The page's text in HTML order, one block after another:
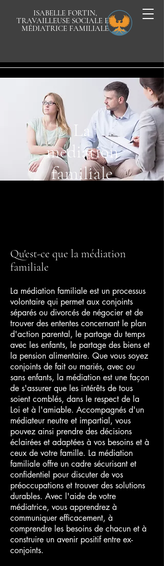
ISABELLE FORTIN,
TRAVAILLEUSE SOCIALE ET
MÉDIATRICE FAMILIALE
La
médiation
familiale
Qu'est-ce que la médiation
familiale
La médiation familiale est un processus
volontaire qui permet aux conjoints
séparés ou divorcés de négocier et de
trouver des ententes concernant le plan
d'action parental, le partage du temps
avec les enfants, le partage des biens et
la pension alimentaire. Que vous soyez
conjoints de fait ou mariés, avec ou
sans enfants, la médiation est une façon
de s'assurer que les intérêts de tous
soient comblés, dans le respect de la
Loi et à l'amiable. Accompagnés d'un
médiateur neutre et impartial, vous
pouvez ainsi prendre des décisions
éclairées et adaptées à vos besoins et à
ceux de votre famille. La médiation
familiale offre un cadre sécurisant et
confidentiel pour discuter de vos
préoccupations et trouver des solutions
durables. Avec l'aide de votre
médiatrice, vous apprendrez à
communiquer efficacement, à
comprendre les besoins de chacun et à
construire un avenir positif entre ex-
conjoints.